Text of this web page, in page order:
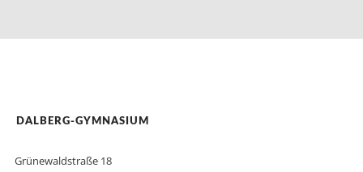
DALBERG-GYMNASIUM
Grünewaldstraße 18